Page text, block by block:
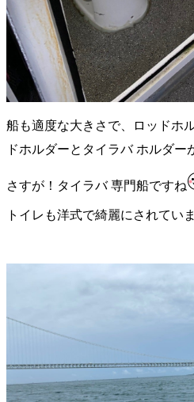
船も適度な大きさで、ロッドホ
ドホルダーとタイラバ ホルダー
さすが！タイラバ 専門船ですね
トイレも洋式で綺麗にされてい